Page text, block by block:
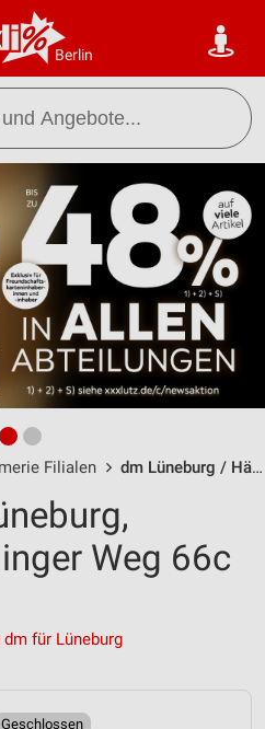
Berlin
Filialen dm Lüneburg / Häcklinger Weg 66c - Öffnungszeiten & Adresse
Weg 66c
für Lüneburg
Geschlossen